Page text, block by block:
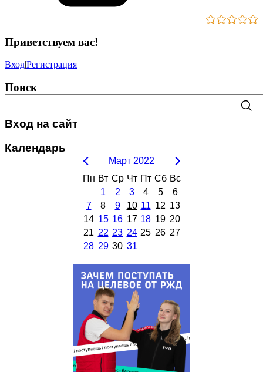
Приветствуем вас!
Вход|Регистрация
Поиск
Вход на сайт
Календарь
Март 2022
Пн Вт Ср Чт Пт Сб Вс
1
2 3 4 5
6
7
8 9 10 11 12 13
14 15 16 17 18 19 20
21 22 23 24 25 26 27
28 29 30 31